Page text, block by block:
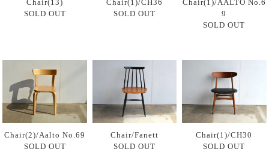
Chair(13)
SOLD OUT
Chair(1)/CH36
SOLD OUT
Chair(1)/AALTO No.6
9
SOLD OUT
Chair(2)/Aalto No.69
SOLD OUT
Chair/Fanett
SOLD OUT
Chair(1)/CH30
SOLD OUT